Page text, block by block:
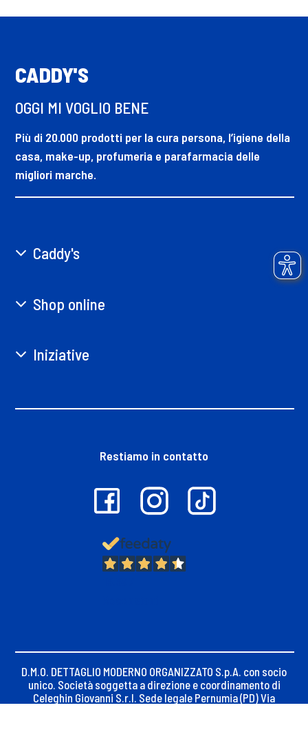
CADDY'S
OGGI MI VOGLIO BENE
Più di 20.000 prodotti per la cura persona, l’igiene della
casa, make-up, profumeria e parafarmacia delle
migliori marche.
Caddy's
Shop online
Iniziative
Restiamo in contatto
D.M.O. DETTAGLIO MODERNO ORGANIZZATO S.p.A. con socio
unico. Società soggetta a direzione e coordinamento di
Celeghin Giovanni S.r.l. Sede legale Pernumia (PD) Via